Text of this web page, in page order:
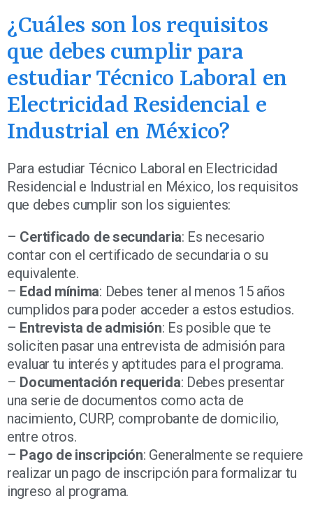
¿Cuáles son los requisitos
que debes cumplir para
estudiar Técnico Laboral en
Electricidad Residencial e
Industrial en México?
Para estudiar Técnico Laboral en Electricidad
Residencial e Industrial en México, los requisitos
que debes cumplir son los siguientes:
– Certificado de secundaria: Es necesario
contar con el certificado de secundaria o su
equivalente.
– Edad mínima: Debes tener al menos 15 años
cumplidos para poder acceder a estos estudios.
– Entrevista de admisión: Es posible que te
soliciten pasar una entrevista de admisión para
evaluar tu interés y aptitudes para el programa.
– Documentación requerida: Debes presentar
una serie de documentos como acta de
nacimiento, CURP, comprobante de domicilio,
entre otros.
– Pago de inscripción: Generalmente se requiere
realizar un pago de inscripción para formalizar tu
ingreso al programa.